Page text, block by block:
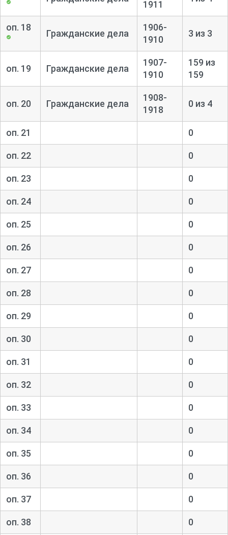
Реестры и алфавиты уголовных дел. 1911
оп. 18
Гражданские дела
1906-
1910
3 из 3
оп. 19 Гражданские дела
1907-
1910
159 из
159
оп. 20 Гражданские дела
1908-
1918
0 из 4
оп. 21 0
оп. 22 0
оп. 23 0
оп. 24 0
оп. 25 0
оп. 26 0
оп. 27 0
оп. 28 0
оп. 29 0
оп. 30 0
оп. 31 0
оп. 32 0
оп. 33 0
оп. 34 0
оп. 35 0
оп. 36 0
оп. 37 0
оп. 38 0